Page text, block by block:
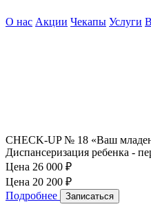
О нас Акции Чекапы Услуги
CHECK-UP № 18 «Ваш
Диспансеризация ребенка -
Цена 26 000 ₽
Цена 20 200 ₽
Подробнее
Записаться